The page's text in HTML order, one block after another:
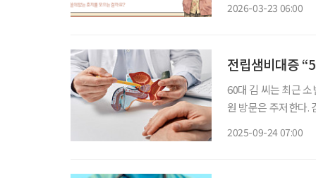
2026-03-23 06:00
전립샘비대증
60대 김 씨는 최근
원 방문은 주저한다.
2025-09-24 07:00